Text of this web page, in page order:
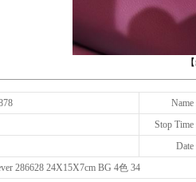
Name
Stop Time
Date
286628 24X15X7cm BG 4色 34